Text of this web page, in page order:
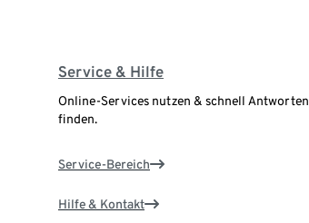
Service & Hilfe
Online-Services nutzen & schnell Antworten
finden.
Service-Bereich
Hilfe & Kontakt